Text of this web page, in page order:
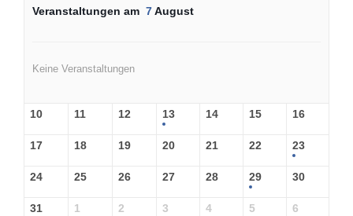
Veranstaltungen am 7August
Keine Veranstaltungen
10 11 12 13 14 15 16
17 18 19 20 21 22 23
24 25 26 27 28 29 30
31 1 2 3 4 5 6